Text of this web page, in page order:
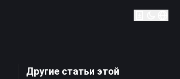
Другие статьи этой